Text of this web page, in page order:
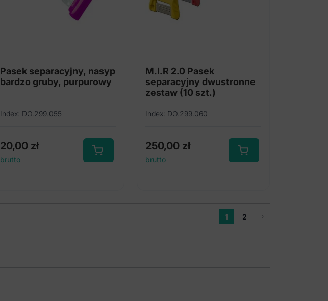
Pasek separacyjny, nasyp
bardzo gruby, purpurowy
Index: DO.299.055
20,00 zł
brutto
M.I.R 2.0 Pasek
separacyjny dwustronne
zestaw (10 szt.)
Index: DO.299.060
250,00 zł
brutto
1 2